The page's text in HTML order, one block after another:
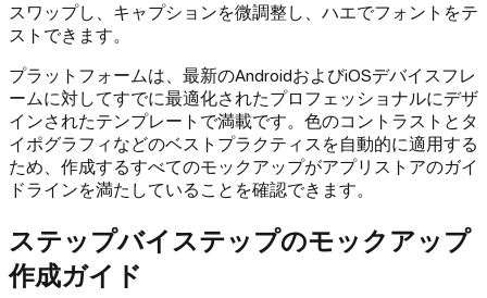
スワップし、キャプションを微調整し、ハエでフォントをテ
ストできます。
プラットフォームは、最新のAndroidおよびiOSデバイスフレ
ームに対してすでに最適化されたプロフェッショナルにデザ
インされたテンプレートで満載です。色のコントラストとタ
イポグラフィなどのベストプラクティスを自動的に適用する
ため、作成するすべてのモックアップがアプリストアのガイ
ドラインを満たしていることを確認できます。
ステップバイステップのモックアップ
作成ガイド